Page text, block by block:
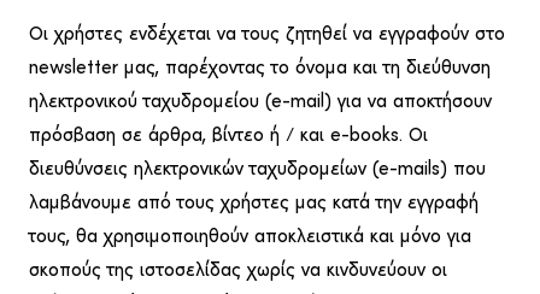
Οι χρήστες ενδέχεται να τους ζητηθεί να εγγραφούν στο
newsletter μας, παρέχοντας το όνομα και τη διεύθυνση
ηλεκτρονικού ταχυδρομείου (e-mail) για να αποκτήσουν
πρόσβαση σε άρθρα, βίντεο ή / και e-books. Οι
διευθύνσεις ηλεκτρονικών ταχυδρομείων (e-mails) που
λαμβάνουμε από τους χρήστες μας κατά την εγγραφή
τους, θα χρησιμοποιηθούν αποκλειστικά και μόνο για
σκοπούς της ιστοσελίδας χωρίς να κινδυνεύουν οι